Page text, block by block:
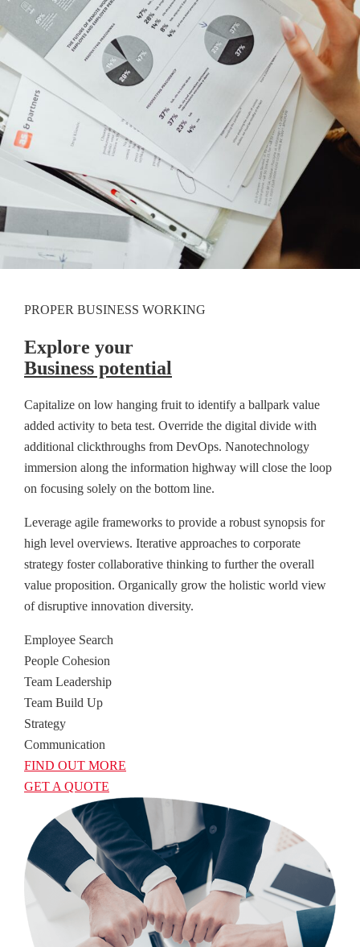
PROPER BUSINESS WORKING
Explore your
Business potential
Capitalize on low hanging fruit to identify a ballpark value
added activity to beta test. Override the digital divide with
additional clickthroughs from DevOps. Nanotechnology
immersion along the information highway will close the loop
on focusing solely on the bottom line.
Leverage agile frameworks to provide a robust synopsis for
high level overviews. Iterative approaches to corporate
strategy foster collaborative thinking to further the overall
value proposition. Organically grow the holistic world view
of disruptive innovation diversity.
Employee Search
People Cohesion
Team Leadership
Team Build Up
Strategy
Communication
FIND OUT MORE
GET A QUOTE